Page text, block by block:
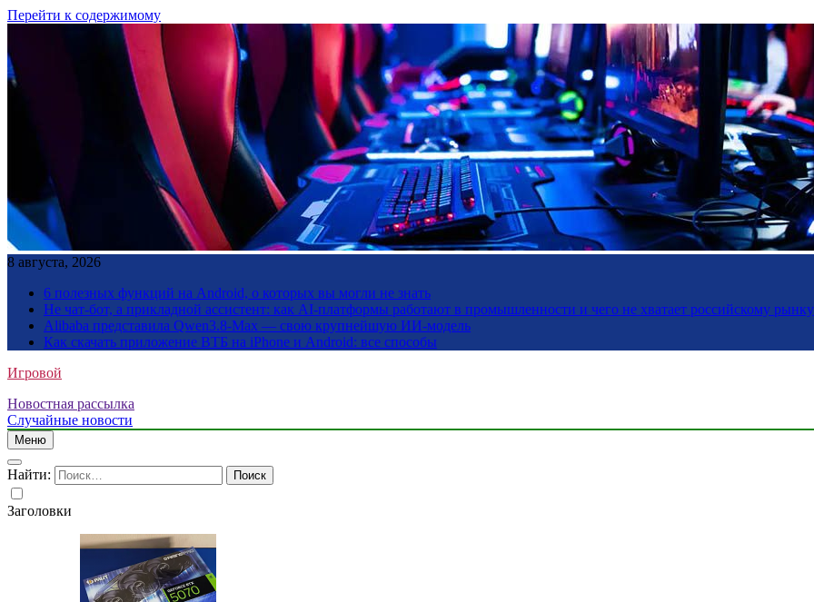
Перейти к содержимому
8 августа, 2026
6 полезных функций на Android, о которых вы могли не знать
Не чат-бот, а прикладной ассистент: как AI-платформы работают в промышленности и чего не хватает российскому рынку
Alibaba представила Qwen3.8-Max — свою крупнейшую ИИ-модель
Как скачать приложение ВТБ на iPhone и Android: все способы
Игровой
Новостная рассылка
Случайные новости
Меню
Найти:
Заголовки